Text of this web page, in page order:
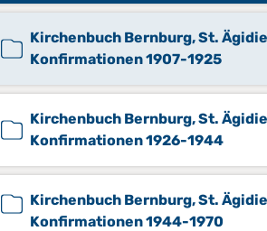
Kirchenbuch Bernburg, St.
Konfirmationen 1907-1925
Kirchenbuch Bernburg, St.
Konfirmationen 1926-1944
Kirchenbuch Bernburg, St.
Konfirmationen 1944-1970